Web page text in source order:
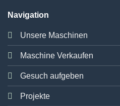
Navigation
Unsere Maschinen
Maschine Verkaufen
Gesuch aufgeben
Projekte